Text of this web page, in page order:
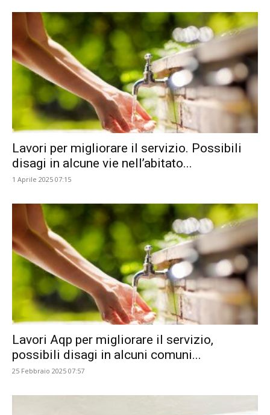
Lavori per migliorare il servizio. Possibili
disagi in alcune vie nell’abitato...
1 Aprile 2025 07:15
Lavori Aqp per migliorare il servizio,
possibili disagi in alcuni comuni...
25 Febbraio 2025 07:57